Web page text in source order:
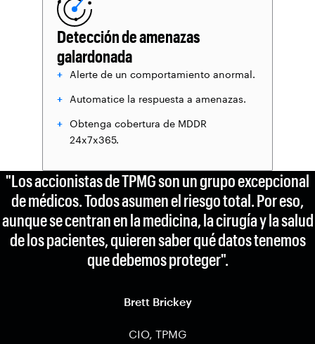
Detección de amenazas
galardonada
Alerte de un comportamiento anormal.
Automatice la respuesta a amenazas.
Obtenga cobertura de MDDR
24x7x365.
"Los accionistas de TPMG son un grupo excepcional
de médicos. Todos asumen el riesgo total. Por eso,
aunque se centran en la medicina, la cirugía y la salud
de los pacientes, quieren saber qué datos tenemos
que debemos proteger".
Brett Brickey
CIO, TPMG